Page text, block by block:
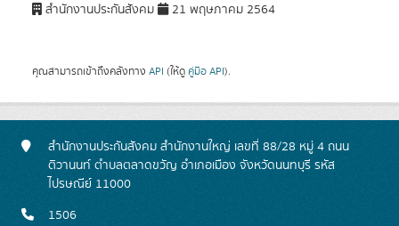
สำนักงานประกันสังคม 21 พฤษภาคม 2564
คุณสามารถเข้าถึงคลังทาง API (ให้ดู คู่มือ API).
สำนักงานประกันสังคม สำนักงานใหญ่ เลขที่ 88/28 หมู่ 4 ถนน
ติวานนท์ ตำบลตลาดขวัญ อำเภอเมือง จังหวัดนนทบุรี รหัส
ไปรษณีย์ 11000
1506